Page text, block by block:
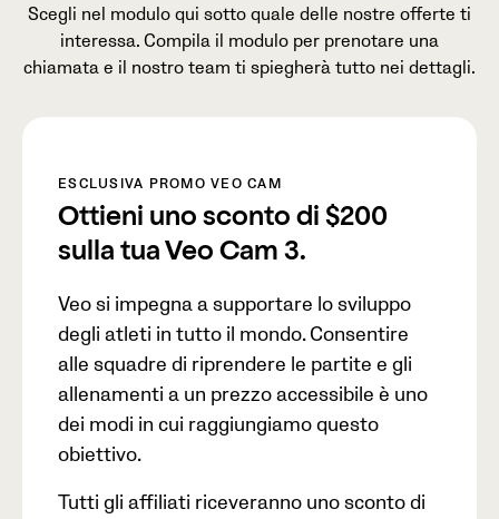
Scegli nel modulo qui sotto quale delle nostre offerte ti
interessa. Compila il modulo per prenotare una
chiamata e il nostro team ti spiegherà tutto nei dettagli.
ESCLUSIVA PROMO VEO CAM
Ottieni uno sconto di $200
sulla tua Veo Cam 3.
Veo si impegna a supportare lo sviluppo
degli atleti in tutto il mondo. Consentire
alle squadre di riprendere le partite e gli
allenamenti a un prezzo accessibile è uno
dei modi in cui raggiungiamo questo
obiettivo.
Tutti gli affiliati riceveranno uno sconto di